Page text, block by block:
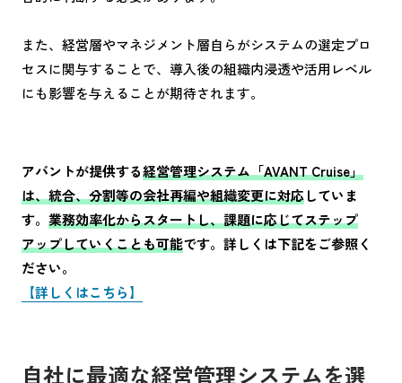
また、経営層やマネジメント層自らがシステムの選定プロ
セスに関与することで、導入後の組織内浸透や活用レベル
にも影響を与えることが期待されます。
アバントが提供する経営管理システム「AVANT Cruise」
は、統合、分割等の会社再編や組織変更に対応していま
す。 業務効率化からスタートし、課題に応じてステップ
アップしていくことも可能です。詳しくは下記をご参照く
ださい。
【詳しくはこちら】
自社に最適な経営管理システムを選